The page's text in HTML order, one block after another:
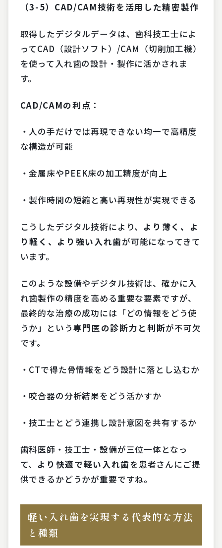
（3-5）CAD/CAM技術を活用した精密製作
取得したデジタルデータは、歯科技工士によ
ってCAD（設計ソフト）/CAM（切削加工機）
を使って入れ歯の設計・製作に活かされま
す。
CAD/CAMの利点 ：
・人の手だけでは再現できない均一で高精度
な構造が可能
・金属床やPEEK床の加工精度が向上
・製作時間の短縮と高い再現性が実現できる
こうしたデジタル技術により、 より薄く、よ
り軽く、より強い入れ歯が可能になってきて
います。
このような設備やデジタル技術は、確かに入
れ歯製作の精度を高める重要な要素ですが、
最終的な治療の成功には「どの情報をどう使
うか」という専門医の診断力と判断が不可欠
です。
・CTで得た骨情報をどう設計に落とし込むか
・咬合器の分析結果をどう活かすか
・技工士とどう連携し設計意図を共有するか
歯科医師・技工士・設備が三位一体となっ
て、 より快適で軽い入れ歯を患者さんにご提
供できるかどうかが重要ですね。
軽い入れ歯を実現する代表的な方法
と種類